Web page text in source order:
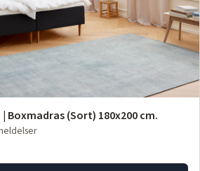
Boxmadras (Sort) 180x200 cm.